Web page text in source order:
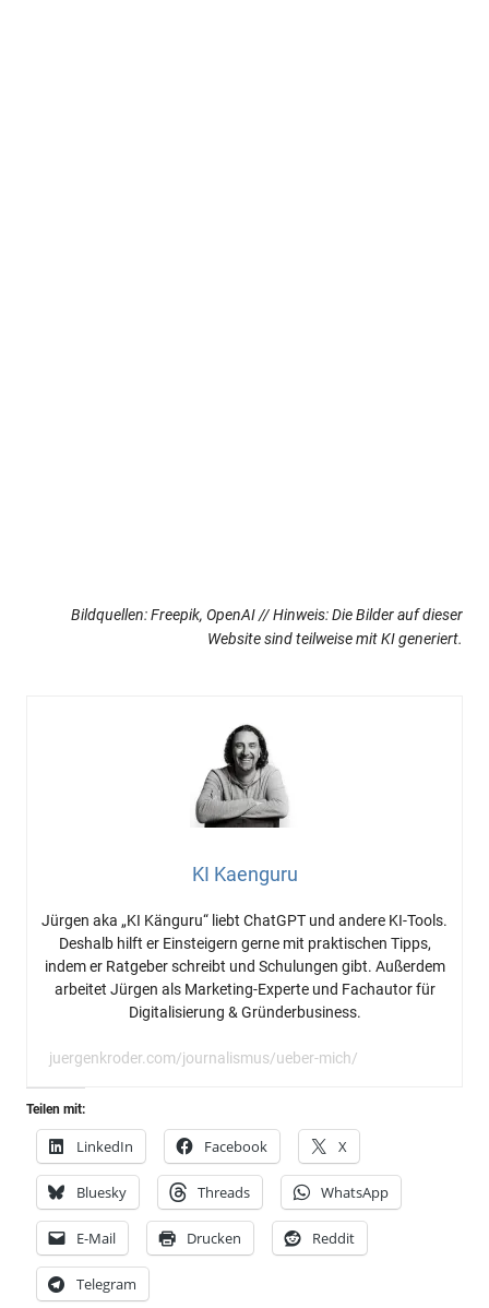
Bildquellen: Freepik, OpenAI // Hinweis: Die Bilder auf dieser
Website sind teilweise mit KI generiert.
KI Kaenguru
Jürgen aka „KI Känguru“ liebt ChatGPT und andere KI-Tools.
Deshalb hilft er Einsteigern gerne mit praktischen Tipps,
indem er Ratgeber schreibt und Schulungen gibt. Außerdem
arbeitet Jürgen als Marketing-Experte und Fachautor für
Digitalisierung & Gründerbusiness.
juergenkroder.com/journalismus/ueber-mich/
Teilen mit:
LinkedIn Facebook X
Bluesky Threads WhatsApp
E-Mail Drucken Reddit
Telegram